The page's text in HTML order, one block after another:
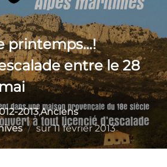
printemps…!
entre le 28
2013,Anciens
surPublié
le
11 février 2013